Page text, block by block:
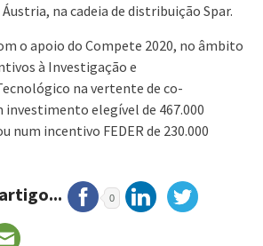
na cadeia de distribuição Spar.
o apoio do Compete 2020, no âmbito
à Investigação e
na vertente de co-
elegível de 467.000
num incentivo FEDER de 230.000
0